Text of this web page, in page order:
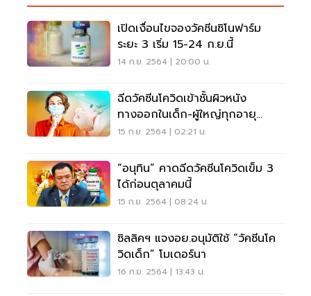
เปิดเงื่อนไขจองวัคซีนซิโนฟาร์ม
ระยะ 3 เริ่ม 15-24 ก.ย.นี้
14 ก.ย. 2564 | 20:00 น.
ฉีดวัคซีนโควิดเข้าชั้นผิวหนัง
ทางออกในเด็ก-ผู้ใหญ่ทุกอายุ
ประหยัด 5 เท่า
15 ก.ย. 2564 | 02:21 น.
“อนุทิน” คาดฉีดวัคซีนโควิดเข็ม 3
ได้ก่อนตุลาคมนี้
15 ก.ย. 2564 | 08:24 น.
ซิลลิคฯ แจงอย.อนุมัติใช้ “วัคซีนโค
วิดเด็ก” โมเดอร์นา
16 ก.ย. 2564 | 13:43 น.